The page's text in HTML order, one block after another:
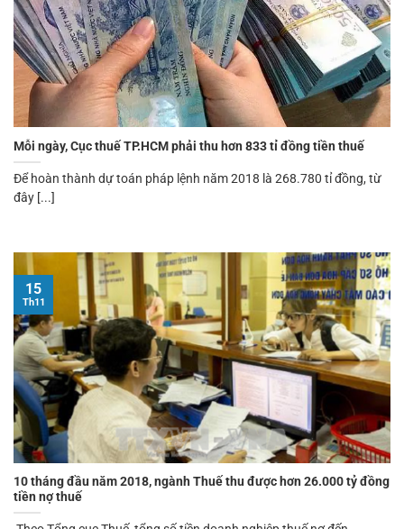
Mỗi ngày, Cục thuế TP.HCM phải thu hơn 833 tỉ đồng tiền thuế
Để hoàn thành dự toán pháp lệnh năm 2018 là 268.780 tỉ đồng, từ
đây [...]
10 tháng đầu năm 2018, ngành Thuế thu được hơn 26.000 tỷ đồng
tiền nợ thuế
15
Th11